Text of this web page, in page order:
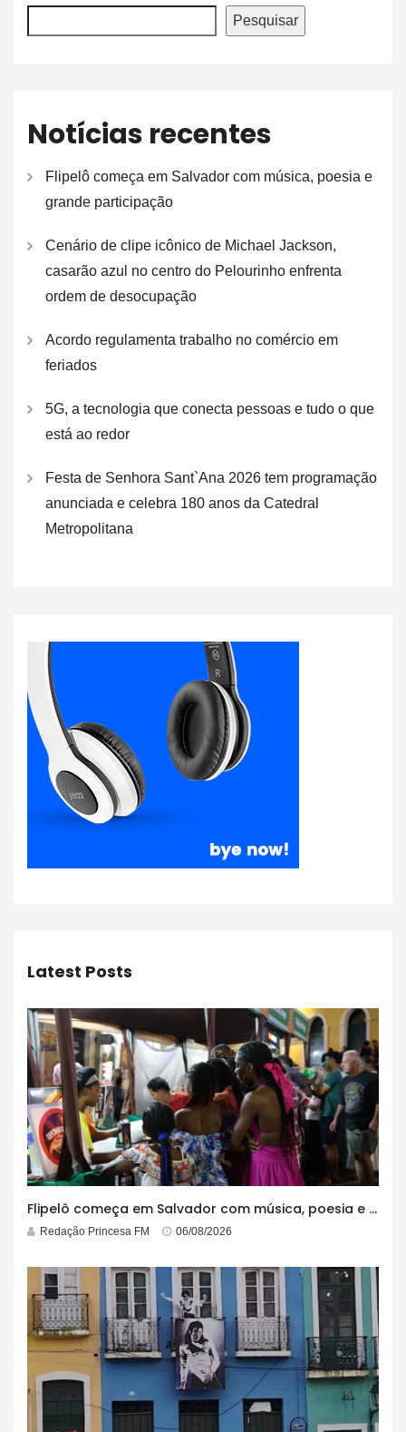
Pesquisar
Notícias recentes
Flipelô começa em Salvador com música, poesia e
grande participação
Cenário de clipe icônico de Michael Jackson,
casarão azul no centro do Pelourinho enfrenta
ordem de desocupação
Acordo regulamenta trabalho no comércio em
feriados
5G, a tecnologia que conecta pessoas e tudo o que
está ao redor
Festa de Senhora Sant`Ana 2026 tem programação
anunciada e celebra 180 anos da Catedral
Metropolitana
Latest Posts
Flipelô começa em Salvador com música, poesia e grande participação
Redação Princesa FM 06/08/2026